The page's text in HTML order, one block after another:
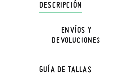
DESCRIPCIÓN
ENVÍOS Y
DEVOLUCIONES
GUÍA DE TALLAS